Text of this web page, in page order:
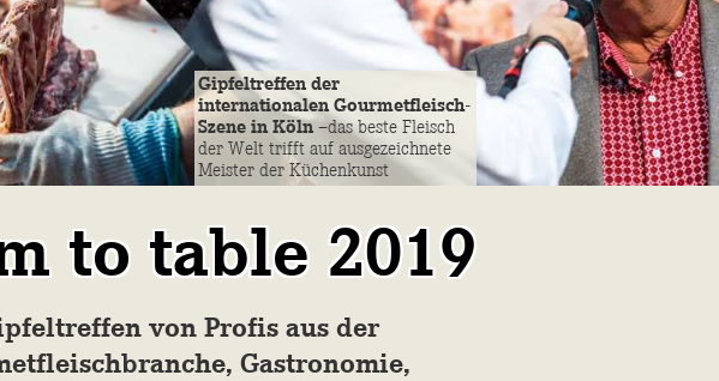
Gipfeltreffen der
internationalen Gourmetfleisch-
Szene in Köln –das beste Fleisch
der Welt trifft auf ausgezeichnete
Meister der Küchenkunst
to table 2019
von Profis aus der
Gastronomie,